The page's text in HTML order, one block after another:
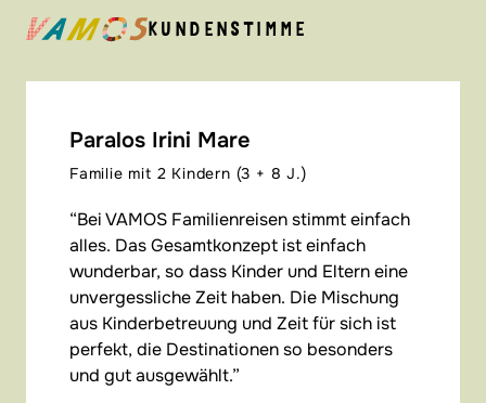
KUNDENSTIMME
Paralos Irini Mare
Familie mit 2 Kindern (3 + 8 J.)
Bei VAMOS Familienreisen stimmt einfach
alles. Das Gesamtkonzept ist einfach
wunderbar, so dass Kinder und Eltern eine
unvergessliche Zeit haben. Die Mischung
aus Kinderbetreuung und Zeit für sich ist
perfekt, die Destinationen so besonders
und gut ausgewählt.